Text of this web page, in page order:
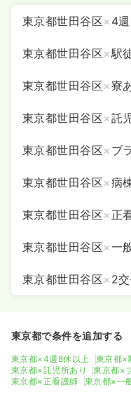
東京都世田谷区× 4
東京都世田谷区×駅
東京都世田谷区×寮
東京都世田谷区×託
東京都世田谷区× ブ
東京都世田谷区×病
東京都世田谷区× 正
東京都世田谷区×一
東京都世田谷区× 2
東京都で条件を追加する
東京都×4週8休以上 東京都×
東京都×託児所あり
東京都×
東京都×正看護師
東京都×一